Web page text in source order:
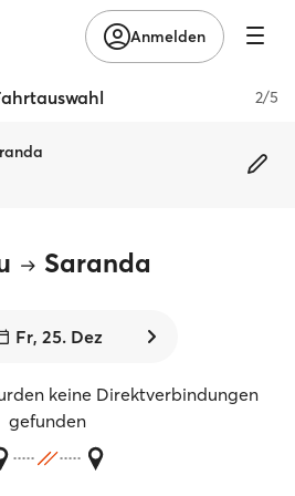
Anmelden
2/5
Saranda
Fr, 25. Dez
keine Direktverbindungen
gefunden